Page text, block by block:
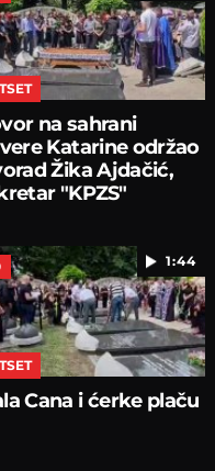
na sahrani
Katarine održao
Žika Ajdačić,
"KPZS"
1:44
Cana i ćerke plaču